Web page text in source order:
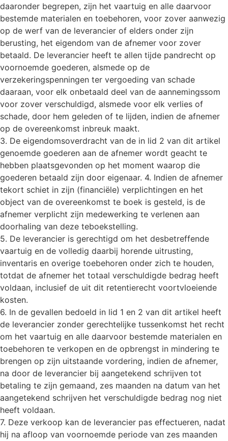
daaronder begrepen, zijn het vaartuig en alle daarvoor
bestemde materialen en toebehoren, voor zover aanwezig
op de werf van de leverancier of elders onder zijn
berusting, het eigendom van de afnemer voor zover
betaald. De leverancier heeft te allen tijde pandrecht op
voornoemde goederen, alsmede op de
verzekeringspenningen ter vergoeding van schade
daaraan, voor elk onbetaald deel van de aannemingssom
voor zover verschuldigd, alsmede voor elk verlies of
schade, door hem geleden of te lijden, indien de afnemer
op de overeenkomst inbreuk maakt.
3. De eigendomsoverdracht van de in lid 2 van dit artikel
genoemde goederen aan de afnemer wordt geacht te
hebben plaatsgevonden op het moment waarop die
goederen betaald zijn door eigenaar. 4. Indien de afnemer
tekort schiet in zijn (financiële) verplichtingen en het
object van de overeenkomst te boek is gesteld, is de
afnemer verplicht zijn medewerking te verlenen aan
doorhaling van deze teboekstelling.
5. De leverancier is gerechtigd om het desbetreffende
vaartuig en de volledig daarbij horende uitrusting,
inventaris en overige toebehoren onder zich te houden,
totdat de afnemer het totaal verschuldigde bedrag heeft
voldaan, inclusief de uit dit retentierecht voortvloeiende
kosten.
6. In de gevallen bedoeld in lid 1 en 2 van dit artikel heeft
de leverancier zonder gerechtelijke tussenkomst het recht
om het vaartuig en alle daarvoor bestemde materialen en
toebehoren te verkopen en de opbrengst in mindering te
brengen op zijn uitstaande vordering, indien de afnemer,
na door de leverancier bij aangetekend schrijven tot
betaling te zijn gemaand, zes maanden na datum van het
aangetekend schrijven het verschuldigde bedrag nog niet
heeft voldaan.
7. Deze verkoop kan de leverancier pas effectueren, nadat
hij na afloop van voornoemde periode van zes maanden